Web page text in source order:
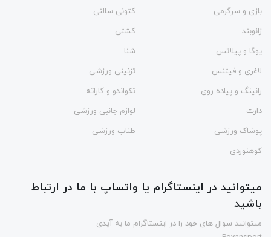
بازی و سرگرمی
کتونی سالنی
زانوبند
کشتی
یوگا و پیلاتس
شنا
لاغری و فیتنس
تزئینی ورزشی
رانینگ و پیاده روی
تکواندو و کاراته
دارت
لوازم جانبی ورزشی
پوشاک ورزشی
طناب ورزشی
کوهنوردی
میتوانید در اینستاگرام یا واتساپ با ما در ارتباط
باشید
میتوانید سوال های خود را در اینستاگرام ما به آیدی